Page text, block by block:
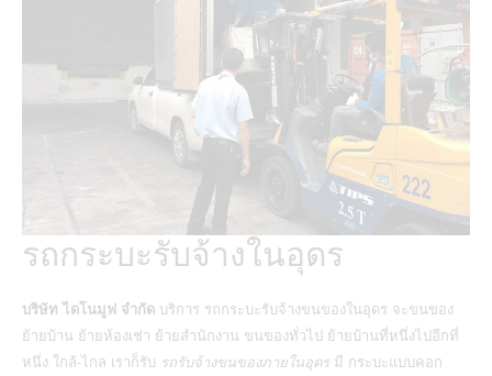
รถกระบะรับจ้างในอุดร
บริษัท ไดโนมูฟ จำกัด บริการ รถกระบะรับจ้างขนของในอุดร จะขนของ
ย้ายบ้าน ย้ายห้องเช่า ย้ายสำนักงาน ขนของทั่วไป ย้ายบ้านที่หนึ่งไปอีกที่
หนึ่ง ใกล้-ไกล เราก็รับ รถรับจ้างขนของภายในอุดรมี กระบะแบบคอก